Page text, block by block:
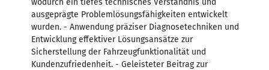
ausgeprägte Problemlösungsfähigkeiten entwickelt
wurden. - Anwendung präziser Diagnosetechniken und
Entwicklung effektiver Lösungsansätze zur
Sicherstellung der Fahrzeugfunktionalität und
Kundenzufriedenheit. - Geleisteter Beitrag zur